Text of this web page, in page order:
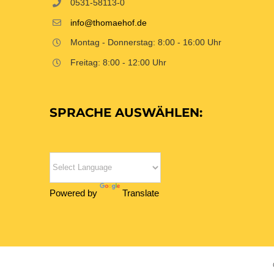
0531-58113-0
info@thomaehof.de
Montag - Donnerstag: 8:00 - 16:00 Uhr
Freitag: 8:00 - 12:00 Uhr
SPRACHE AUSWÄHLEN:
Powered by Translate